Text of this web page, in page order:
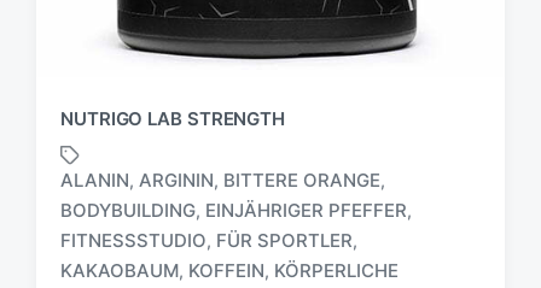
NUTRIGO LAB STRENGTH
ALANIN, ARGININ, BITTERE ORANGE,
BODYBUILDING, EINJÄHRIGER PFEFFER,
FITNESSSTUDIO, FÜR SPORTLER,
KAKAOBAUM, KOFFEIN, KÖRPERLICHE